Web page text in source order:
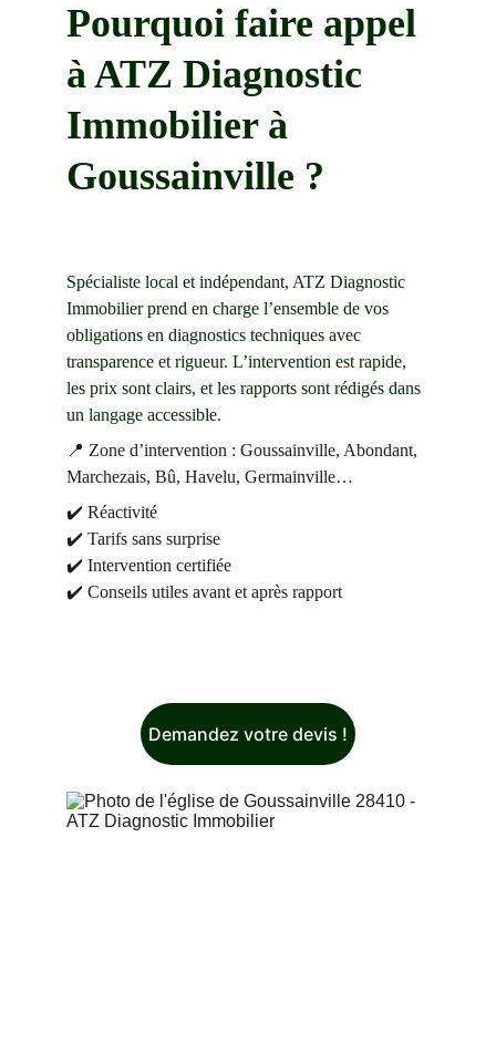
Demandez votre devis !
Pourquoi faire appel
à ATZ Diagnostic
Immobilier à
Goussainville ?
Spécialiste local et indépendant, ATZ Diagnostic
Immobilier prend en charge l’ensemble de vos
obligations en diagnostics techniques avec
transparence et rigueur. L’intervention est rapide,
les prix sont clairs, et les rapports sont rédigés dans
un langage accessible.
📍 Zone d’intervention : Goussainville, Abondant,
Marchezais, Bû, Havelu, Germainville…
✔️ Réactivité
✔️ Tarifs sans surprise
✔️ Intervention certifiée
✔️ Conseils utiles avant et après rapport